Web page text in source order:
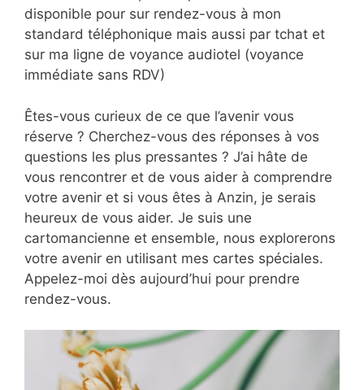
disponible pour sur rendez-vous à mon
standard téléphonique mais aussi par tchat et
sur ma ligne de voyance audiotel (voyance
immédiate sans RDV)
Êtes-vous curieux de ce que l’avenir vous
réserve ? Cherchez-vous des réponses à vos
questions les plus pressantes ? J’ai hâte de
vous rencontrer et de vous aider à comprendre
votre avenir et si vous êtes à Anzin, je serais
heureux de vous aider. Je suis une
cartomancienne et ensemble, nous explorerons
votre avenir en utilisant mes cartes spéciales.
Appelez-moi dès aujourd’hui pour prendre
rendez-vous.